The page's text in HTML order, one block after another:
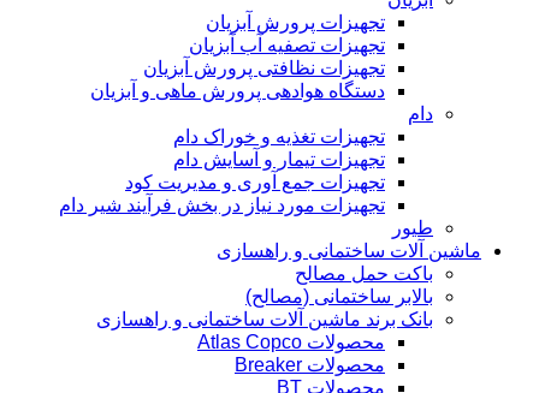
تجهیزات پرورش آبزیان
تجهیزات تصفیه آب آبزیان
تجهیزات نظافتی پرورش آبزیان
دستگاه هوادهی پرورش ماهی و آبزیان
دام
تجهیزات تغذیه و خوراک دام
تجهیزات تیمار و آسایش دام
تجهیزات جمع آوری و مدیریت کود
تجهیزات مورد نیاز در بخش فرآیند شیر دام
طیور
ماشین آلات ساختمانی و راهسازی
باکت حمل مصالح
بالابر ساختمانی (مصالح)
بانک برند ماشین آلات ساختمانی و راهسازی
محصولات Atlas Copco
محصولات Breaker
محصولات BT